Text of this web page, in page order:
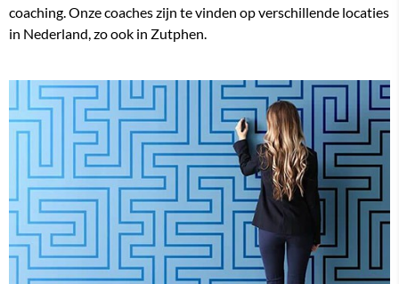
coaching. Onze coaches zijn te vinden op verschillende locaties
in Nederland, zo ook in Zutphen.